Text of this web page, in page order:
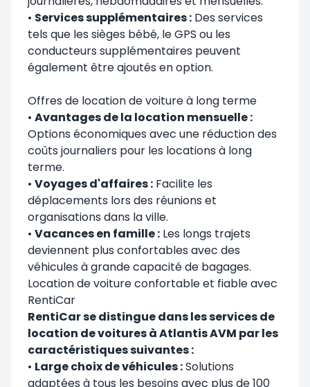
• Services supplémentaires : Des services
tels que les sièges bébé, le GPS ou les
conducteurs supplémentaires peuvent
également être ajoutés en option.
Offres de location de voiture à long terme
• Avantages de la location mensuelle :
Options économiques avec une réduction des
coûts journaliers pour les locations à long
terme.
• Voyages d'affaires : Facilite les
déplacements lors des réunions et
organisations dans la ville.
• Vacances en famille : Les longs trajets
deviennent plus confortables avec des
véhicules à grande capacité de bagages.
Location de voiture confortable et fiable avec
RentiCar
RentiCar se distingue dans les services de
location de voitures à Atlantis AVM par les
caractéristiques suivantes :
• Large choix de véhicules :Solutions
adaptées à tous les besoins avec plus de 100